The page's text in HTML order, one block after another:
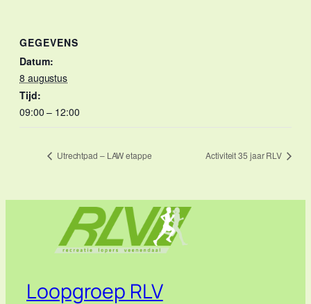
GEGEVENS
Datum:
8 augustus
Tijd:
09:00 – 12:00
Utrechtpad – LAW etappe Activiteit 35 jaar RLV
Loopgroep RLV